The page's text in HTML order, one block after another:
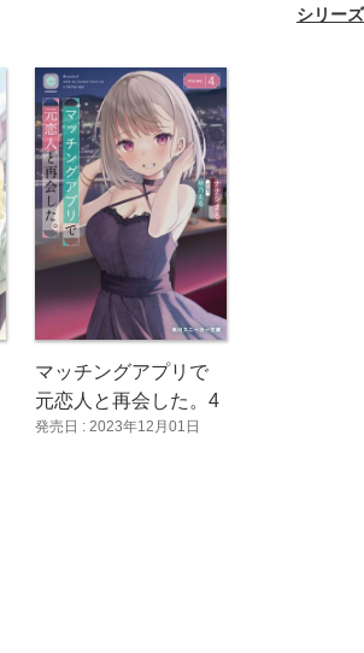
シリー
マッチングアプリで
元恋人と再会した。4
発売日 : 2023年12月01日